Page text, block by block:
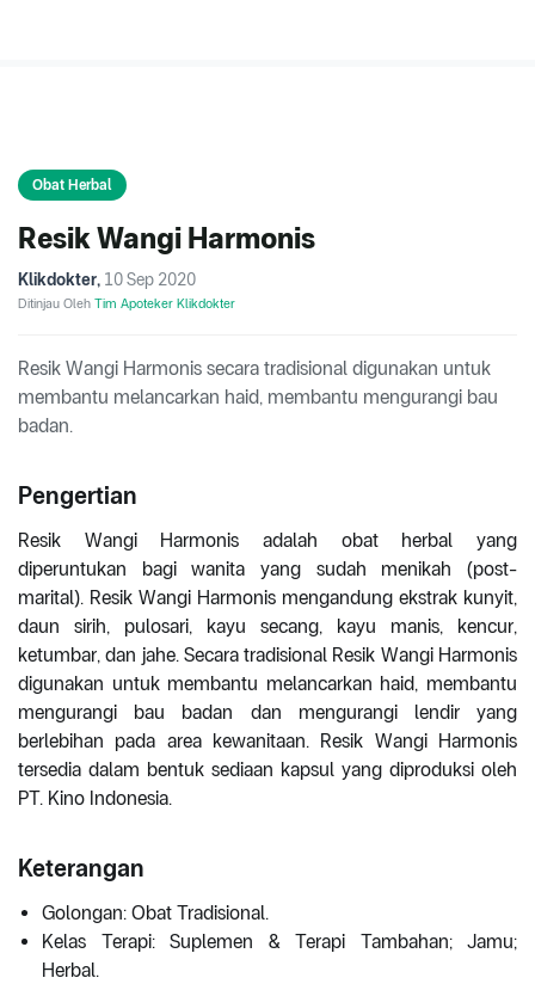
Obat Herbal
Resik Wangi Harmonis
Klikdokter, 10 Sep 2020
Ditinjau Oleh Tim Apoteker Klikdokter
Resik Wangi Harmonis secara tradisional digunakan untuk
membantu melancarkan haid, membantu mengurangi bau
badan.
Pengertian
Resik Wangi Harmonis adalah obat herbal yang
diperuntukan bagi wanita yang sudah menikah (post-
marital). Resik Wangi Harmonis mengandung ekstrak kunyit,
daun sirih, pulosari, kayu secang, kayu manis, kencur,
ketumbar, dan jahe. Secara tradisional Resik Wangi Harmonis
digunakan untuk membantu melancarkan haid, membantu
mengurangi bau badan dan mengurangi lendir yang
berlebihan pada area kewanitaan. Resik Wangi Harmonis
tersedia dalam bentuk sediaan kapsul yang diproduksi oleh
PT. Kino Indonesia.
Keterangan
Golongan: Obat Tradisional.
Kelas Terapi: Suplemen & Terapi Tambahan; Jamu;
Herbal.